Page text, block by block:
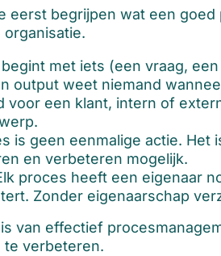
begrijpen wat een
met iets (een vraag,
output weet niemand
voor een klant, intern of
is geen eenmalige actie.
en verbeteren mogelijk.
proces heeft een eigenaar
Zonder eigenaarschap
van effectief
te verbeteren.